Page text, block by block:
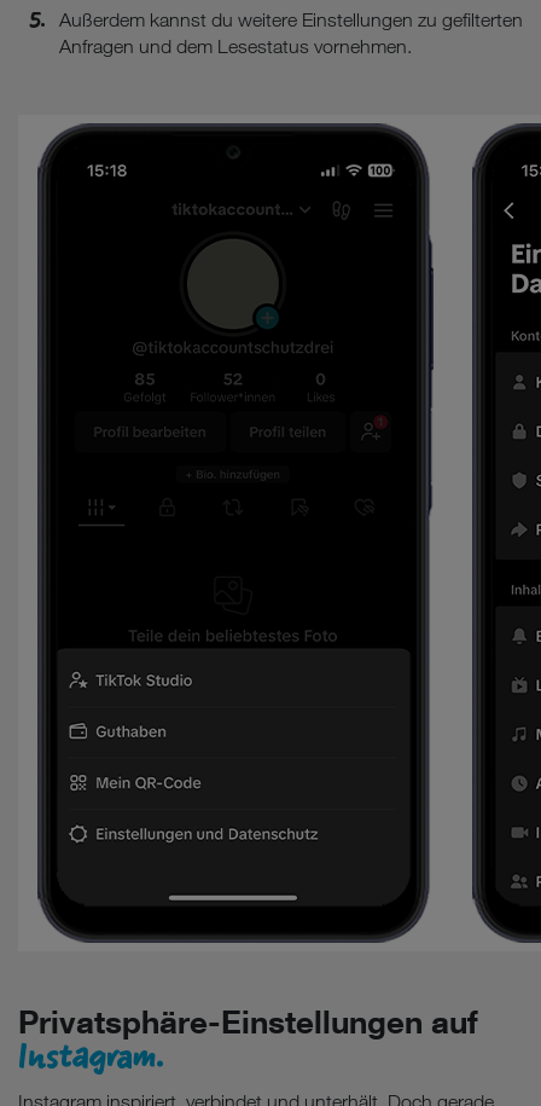
Außerdem kannst du weitere Einstellungen zu gefilterten
Anfragen und dem Lesestatus vornehmen.
Privatsphäre-Einstellungen auf
Instagram.